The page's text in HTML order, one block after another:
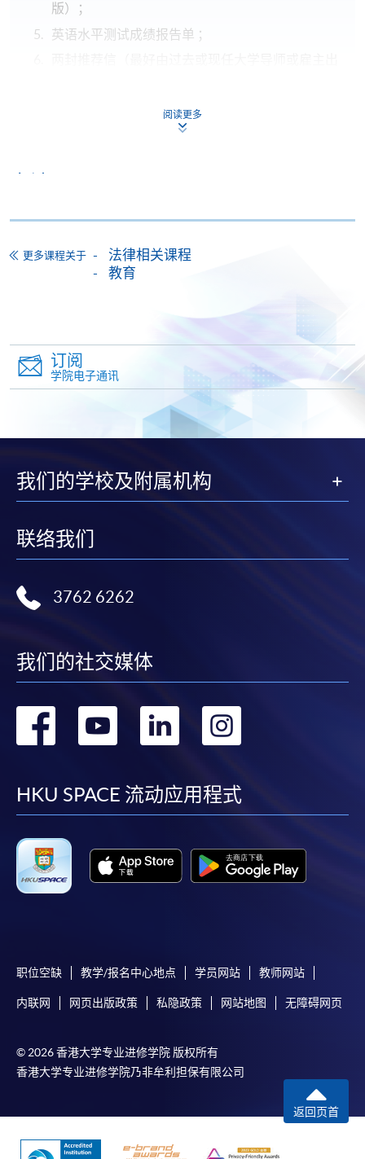
版）；
英语水平测试成绩报告单 ；
1. 现金、「易办事」（EPS）、微信支付
申请人可亲临学院任何一所报名中心，以现金、「易
办事」、微信支付（WeChat Pay）或支付宝
2. 支票或银行本票
如以划线支票或银行本票缴付，抬头请注明「香港大
学专业进修学院」。支票背面请写上课程名称及申请
亲临学院各报名中心递交划线支票、报名表格及有关
或可将上述文件一并寄交各报名中心，信封上请注明
3. VISA / Mastercard
申请人可亲临学院任何一所报名中心，以 VISA 或
Mastercard（包括「香港大学专业进修学院
享有十个月免息分期付款优惠，惟课程申请人必须为
信用卡持有人。详情请向学院报名中心职员查询。
4. 网上缴费服务
大部份公开招生的课程（以先到先得形式报名）及个
员亦可以微信支付（Online WeChat Pay）、支付宝
（Online Alipay）或转数快（FPS）缴付学费，详情请
注意事项:
如报读课程将在五个工作天内开课，为免邮递延误报
名程序，建议申请人亲身到学院报名中心报名，并避
阅读更多
更多课程关于
法律相关课程
教育
订阅
学院电子通讯
我们的学校及附属机构
联络我们
3762 6262
我们的社交媒体
转
facebook
转
youtube
转
linkedin
转
HKU SPACE 流动应用程式
职位空缺 教学/报名中心地点 学员网站 教师网站
内联网 网页出版政策 私隐政策 网站地图 无障碍网页
© 2026 香港大学专业进修学院 版权所有
香港大学专业进修学院乃非牟利担保有限公司
返回页首